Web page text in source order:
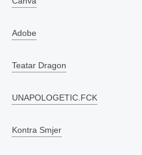
Adobe
Teatar Dragon
UNAPOLOGETIC.FCK
Kontra Smjer